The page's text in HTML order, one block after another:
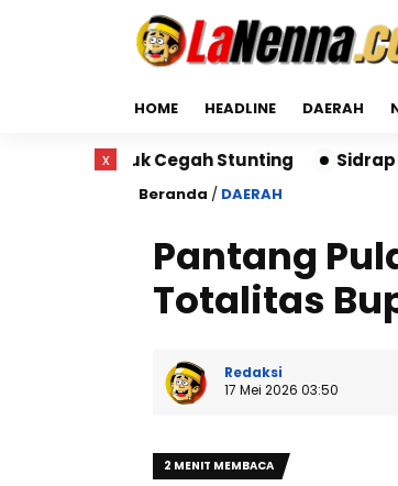
HOME HEADLINE DAERAH
Cegah Stunting Sidrap Run 2026
Beranda / DAERAH
Pantang
Totalitas
Redaksi
17 Mei 2026 03:50
2 MENIT MEMBACA
x